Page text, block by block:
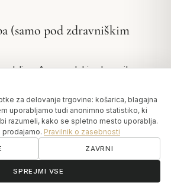
(samo pod zdravniškim
Ayurvedski zdravnik:
s toplo vodo ali toplim mlekom
prazen želodec (zjutraj)
ali dvakrat dnevno, kot je
(običajno 2-4
ॐ
za delovanje trgovine: košarica, blagajna
uporabljamo tudi anonimno statistiko, ki
razumeli, kako se spletno mesto uporablja.
prodajamo. Pravilnik o zasebnosti
ZAVRNI
SPREJMI VSE